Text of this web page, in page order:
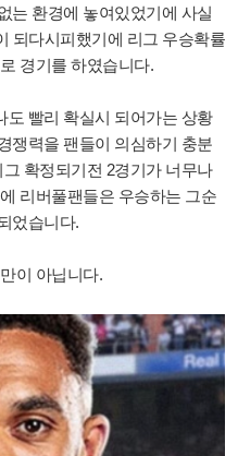
는 환경에 놓여있었기에 사실
되다시피했기에 리그 우승확률
경기를 하였습니다.
도 빨리 확실시 되어가는 상황
쟁력을 팬들이 의심하기 충분
확정되기전 2경기가 너무나
리버풀팬들은 우승하는 그순
었습니다.
이 아닙니다.